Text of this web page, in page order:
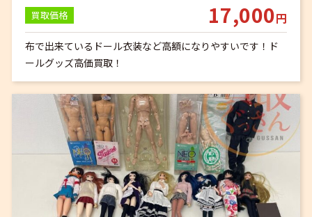
買取価格 17,000円
布で出来ているドール衣装など高額になりやすいです！ド
ールグッズ高価買取！